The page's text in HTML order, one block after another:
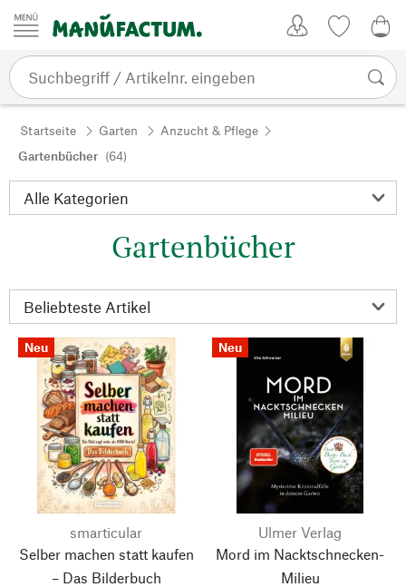
Zum Inhalt springen
Startseite Garten
Anzucht & Pflege
Gartenbücher (64)
Gartenbücher
Neu
smarticular
Selber machen statt kaufen
– Das Bilderbuch
Neu
Ulmer Verlag
Mord im Nacktschnecken-
Milieu